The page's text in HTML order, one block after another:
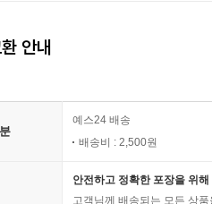
안내
예스24 배송
배송비 : 2,500원
안전하고 정확한 포장을 위
고객님께 배송되는 모든 상